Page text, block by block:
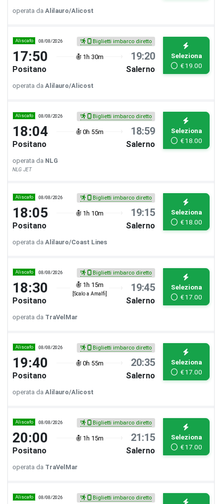
operata da Alilauro/Alicost
Aliscafo 08/08/2026 Biglietti imbarco diretto
17:50 1h 30m 19:20
Positano Salerno
Seleziona
€19.00
operata da Alilauro/Alicost
Aliscafo 08/08/2026 Biglietti imbarco diretto
18:04 0h 55m 18:59
Positano Salerno
Seleziona
€18.00
operata da NLG
NLG JET
Aliscafo 08/08/2026 Biglietti imbarco diretto
18:05 1h 10m 19:15
Positano Salerno
Seleziona
€18.00
operata da Alilauro/Coast Lines
Aliscafo 08/08/2026 Biglietti imbarco diretto
18:30 1h 15m
[Scalo a Amalfi]
19:45
Positano Salerno
Seleziona
€17.00
operata da TraVelMar
Aliscafo 08/08/2026 Biglietti imbarco diretto
19:40 0h 55m 20:35
Positano Salerno
Seleziona
€17.00
operata da Alilauro/Alicost
Aliscafo 08/08/2026 Biglietti imbarco diretto
20:00 1h 15m 21:15
Positano Salerno
Seleziona
€17.00
operata da TraVelMar
Aliscafo 08/08/2026 Biglietti imbarco diretto